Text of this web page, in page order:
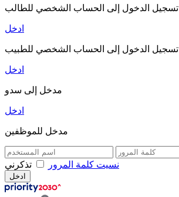
تسجيل الدخول إلى الحساب الشخصي للطالب
ادخل
تسجيل الدخول إلى الحساب الشخصي للطبيب
ادخل
مدخل إلى سدو
ادخل
مدخل للموظفين
نسيت كلمة المرور تذكرني